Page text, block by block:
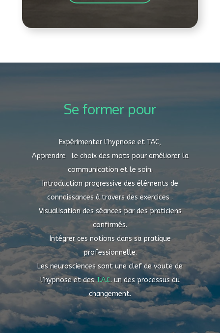
Se former pour
Expérimenter l’hypnose et TAC,
Apprendre le choix des mots pour améliorer la
communication et le soin.
Introduction progressive des éléments de
connaissances à travers des exercices .
Visualisation des séances par des praticiens
confirmés.
Intégrer ces notions dans sa pratique
professionnelle.
Les neurosciences sont une clef de voute de
l’hypnose et desT.A.C. un des processus du
changement.